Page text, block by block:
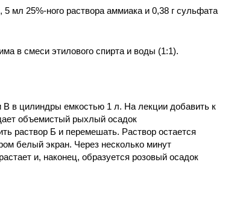
мл 25%-ного раствора аммиака и 0,38 г сульфата
в смеси этилового спирта и воды (1:1).
в цилиндры емкостью 1 л. На лекции добавить к
объемистый рыхлый осадок
раствор Б и перемешать. Раствор остается
белый экран. Через несколько минут
и, наконец, образуется розовый осадок